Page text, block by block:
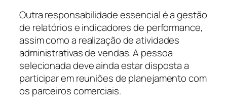
Outra responsabilidade essencial é a gestão
de relatórios e indicadores de performance,
assim como a realização de atividades
administrativas de vendas. A pessoa
selecionada deve ainda estar disposta a
participar em reuniões de planejamento com
os parceiros comerciais.